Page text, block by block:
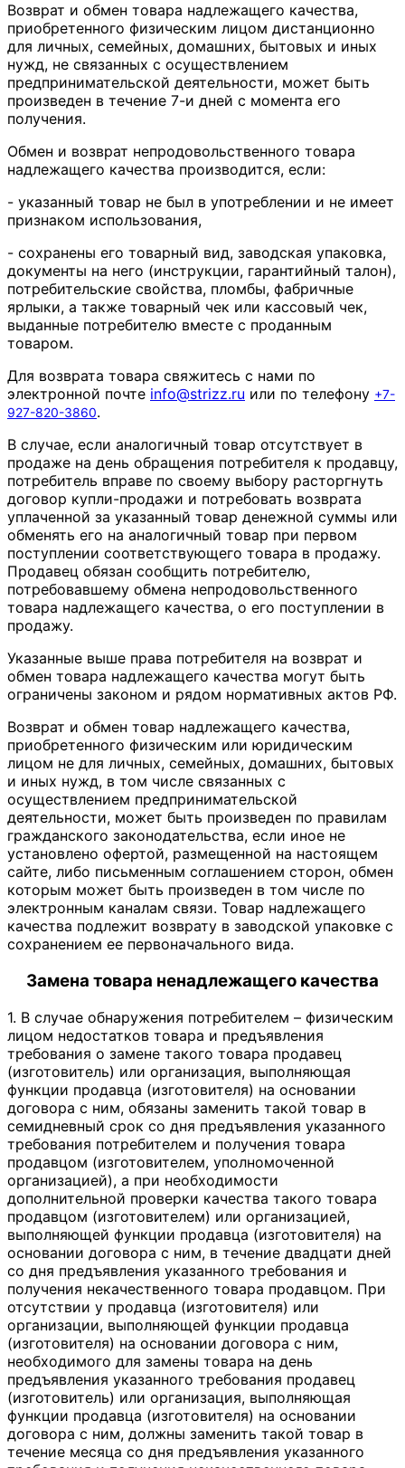
Возврат и обмен товара надлежащего качества,
приобретенного физическим лицом дистанционно
для личных, семейных, домашних, бытовых и иных
нужд, не связанных с осуществлением
предпринимательской деятельности, может быть
произведен в течение 7-и дней с момента его
получения.
Обмен и возврат непродовольственного товара
надлежащего качества производится, если:
- указанный товар не был в употреблении и не имеет
признаком использования,
- сохранены его товарный вид, заводская упаковка,
документы на него (инструкции, гарантийный талон),
потребительские свойства, пломбы, фабричные
ярлыки, а также товарный чек или кассовый чек,
выданные потребителю вместе с проданным
товаром.
Для возврата товара свяжитесь с нами по
электронной почте info@strizz.ru или по телефону +7-
927-820-3860.
В случае, если аналогичный товар отсутствует в
продаже на день обращения потребителя к продавцу,
потребитель вправе по своему выбору расторгнуть
договор купли-продажи и потребовать возврата
уплаченной за указанный товар денежной суммы или
обменять его на аналогичный товар при первом
поступлении соответствующего товара в продажу.
Продавец обязан сообщить потребителю,
потребовавшему обмена непродовольственного
товара надлежащего качества, о его поступлении в
продажу.
Указанные выше права потребителя на возврат и
обмен товара надлежащего качества могут быть
ограничены законом и рядом нормативных актов РФ.
Возврат и обмен товар надлежащего качества,
приобретенного физическим или юридическим
лицом не для личных, семейных, домашних, бытовых
и иных нужд, в том числе связанных с
осуществлением предпринимательской
деятельности, может быть произведен по правилам
гражданского законодательства, если иное не
установлено офертой, размещенной на настоящем
сайте, либо письменным соглашением сторон, обмен
которым может быть произведен в том числе по
электронным каналам связи. Товар надлежащего
качества подлежит возврату в заводской упаковке с
сохранением ее первоначального вида.
Замена товара ненадлежащего качества
1. В случае обнаружения потребителем – физическим
лицом недостатков товара и предъявления
требования о замене такого товара продавец
(изготовитель) или организация, выполняющая
функции продавца (изготовителя) на основании
договора с ним, обязаны заменить такой товар в
семидневный срок со дня предъявления указанного
требования потребителем и получения товара
продавцом (изготовителем, уполномоченной
организацией), а при необходимости
дополнительной проверки качества такого товара
продавцом (изготовителем) или организацией,
выполняющей функции продавца (изготовителя) на
основании договора с ним, в течение двадцати дней
со дня предъявления указанного требования и
получения некачественного товара продавцом. При
отсутствии у продавца (изготовителя) или
организации, выполняющей функции продавца
(изготовителя) на основании договора с ним,
необходимого для замены товара на день
предъявления указанного требования продавец
(изготовитель) или организация, выполняющая
функции продавца (изготовителя) на основании
договора с ним, должны заменить такой товар в
течение месяца со дня предъявления указанного